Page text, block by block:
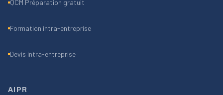
QCM Préparation gratuit
Formation intra-entreprise
Devis intra-entreprise
AIPR